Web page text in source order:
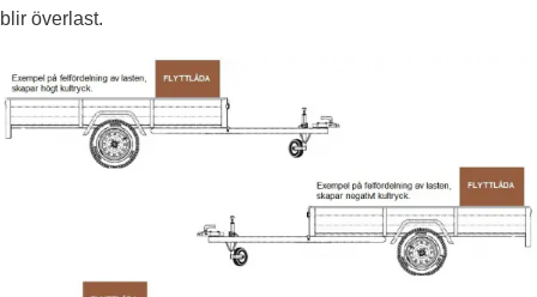
blir överlast.